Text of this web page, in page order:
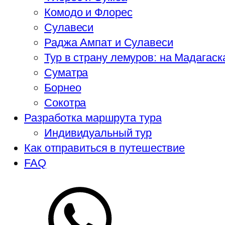
Комодо и Флорес
Сулавеси
Раджа Ампат и Сулавеси
Тур в страну лемуров: на
Суматра
Борнео
Сокотра
Разработка маршрута тура
Индивидуальный тур
Как отправиться в путешествие
FAQ